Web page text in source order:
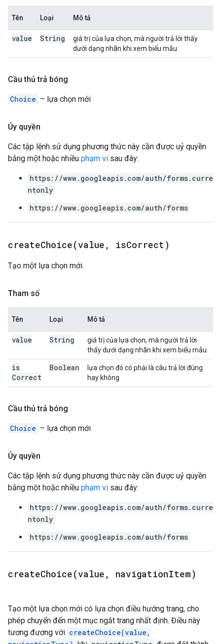
Tên Loại Mô tả
value String
giá trị của lựa chọn, mà người trả lời thấy
dưới dạng nhãn khi xem biểu mẫu
Cầu thủ trả bóng
Choice – lựa chọn mới
Ủy quyền
Các tập lệnh sử dụng phương thức này cần được uỷ quyền
bằng một hoặc nhiều phạm vi sau đây:
https://www.googleapis.com/auth/forms.curre
ntonly
https://www.googleapis.com/auth/forms
createChoice(value , isCorrect)
Tạo một lựa chọn mới.
Tham số
Tên Loại Mô tả
value String
giá trị của lựa chọn, mà người trả lời
thấy dưới dạng nhãn khi xem biểu mẫu
is
Correct
Boolean
lựa chọn đó có phải là câu trả lời đúng
hay không
Cầu thủ trả bóng
Choice – lựa chọn mới
Ủy quyền
Các tập lệnh sử dụng phương thức này cần được uỷ quyền
bằng một hoặc nhiều phạm vi sau đây:
https://www.googleapis.com/auth/forms.curre
ntonly
https://www.googleapis.com/auth/forms
createChoice(value , navigationItem)
Tạo một lựa chọn mới có lựa chọn điều hướng trang, cho
phép chuyển đến một mục ngắt trang nhất định. Điều này
tương đương với createChoice(value,